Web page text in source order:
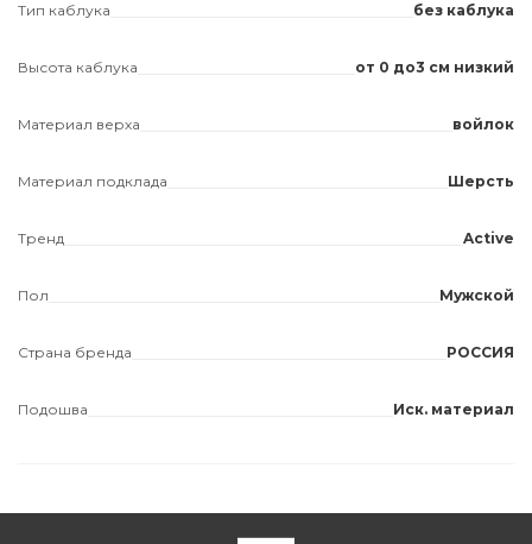
Тип каблука без каблука
Высота каблука от 0 до3 см низкий
Материал верха войлок
Материал подклада Шерсть
Тренд Active
Пол Мужской
Страна бренда РОССИЯ
Подошва Иск. материал